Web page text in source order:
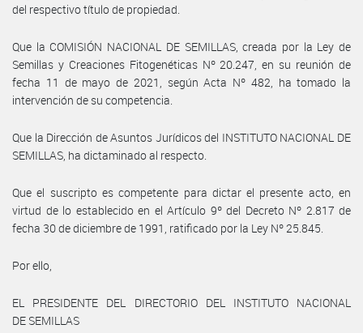
del respectivo título de propiedad.
Que la COMISIÓN NACIONAL DE SEMILLAS, creada por la Ley de
Semillas y Creaciones Fitogenéticas Nº 20.247, en su reunión de
fecha 11 de mayo de 2021, según Acta Nº 482, ha tomado la
intervención de su competencia.
Que la Dirección de Asuntos Jurídicos del INSTITUTO NACIONAL DE
SEMILLAS, ha dictaminado al respecto.
Que el suscripto es competente para dictar el presente acto, en
virtud de lo establecido en el Artículo 9º del Decreto Nº 2.817 de
fecha 30 de diciembre de 1991, ratificado por la Ley Nº 25.845.
Por ello,
EL PRESIDENTE DEL DIRECTORIO DEL INSTITUTO NACIONAL
DE SEMILLAS